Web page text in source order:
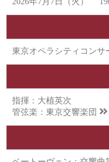
東京オペラシティコンサ
指揮：大植英次
管弦楽： 東京交響楽団